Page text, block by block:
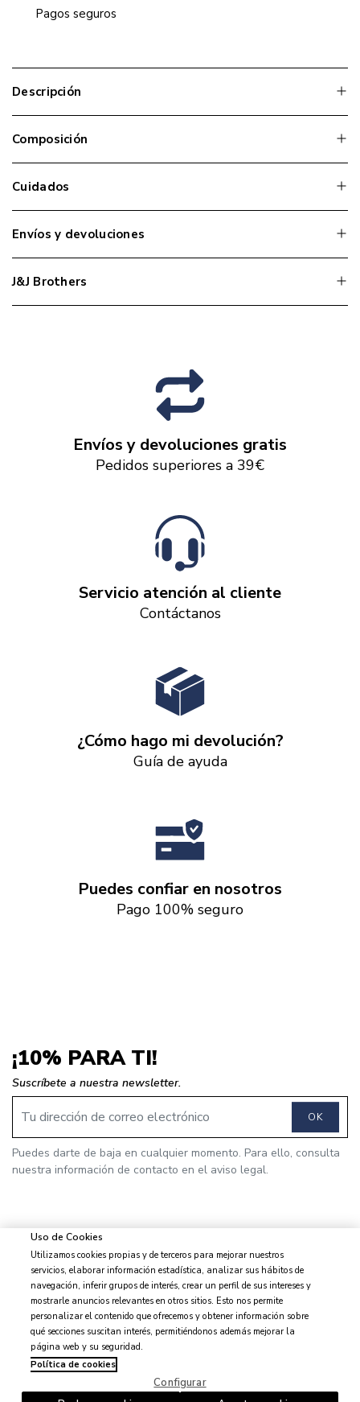
Pagos seguros
Descripción
Composición
Cuidados
Envíos y devoluciones
J&J Brothers
Envíos y devoluciones gratis
Pedidos superiores a 39€
Servicio atención al cliente
Contáctanos
¿Cómo hago mi devolución?
Guía de ayuda
Puedes confiar en nosotros
Pago 100% seguro
¡10% PARA TI!
Suscríbete a nuestra newsletter.
OK
Puedes darte de baja en cualquier momento. Para ello, consulta
nuestra información de contacto en el aviso legal.
© 2026 J&J Brothers - Todos los derechos reservados
Condiciones de venta
Privacidad y protección de datos
Política de cookies
Contacta con nosotros
Uso de Cookies
Utilizamos cookies propias y de terceros para mejorar nuestros
servicios, elaborar información estadística, analizar sus hábitos de
navegación, inferir grupos de interés, crear un perfil de sus intereses y
mostrarle anuncios relevantes en otros sitios. Esto nos permite
personalizar el contenido que ofrecemos y obtener información sobre
qué secciones suscitan interés, permitiéndonos además mejorar la
página web y su seguridad.
Política de cookies
Configurar